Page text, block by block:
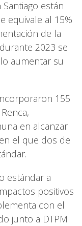
están
equivale al 15%
de la
2023 se
aumentar su
155
en alcanzar
el que dos de
estándar a
positivos
con el
junto a DTPM